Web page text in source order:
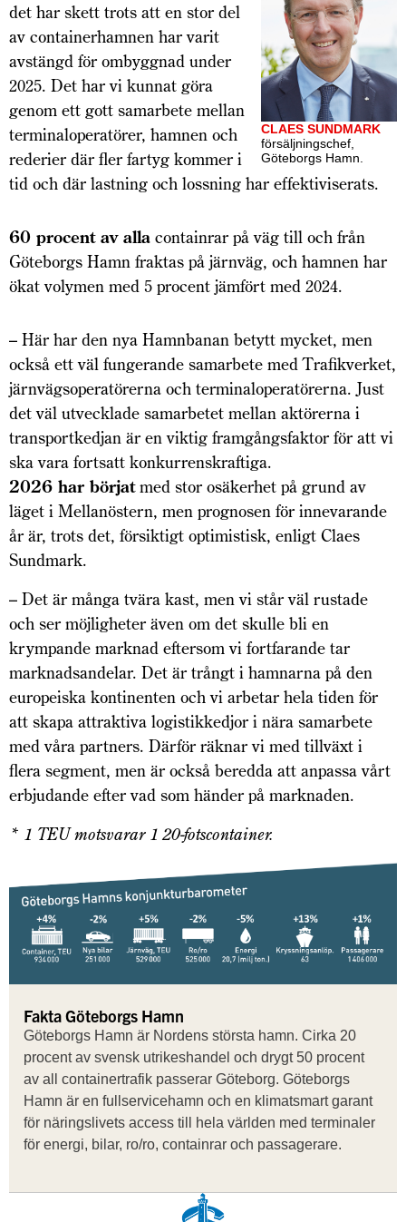
CLAES SUNDMARK
försäljningschef,
Göteborgs Hamn.
det har skett trots att en stor del
av containerhamnen har varit
avstängd för ombyggnad under
2025. Det har vi kunnat göra
genom ett gott samarbete mellan
terminaloperatörer, hamnen och
rederier där fler fartyg kommer i
tid och där lastning och lossning har effektiviserats.
60 procent av alla containrar på väg till och från
Göteborgs Hamn fraktas på järnväg, och hamnen har
ökat volymen med 5 procent jämfört med 2024.
– Här har den nya Hamnbanan betytt mycket, men
också ett väl fungerande samarbete med Trafikverket,
järnvägs­operatörerna och terminaloperatörerna. Just
det väl utvecklade samarbetet mellan aktörerna i
transportkedjan är en viktig framgångsfaktor för att vi
ska vara fortsatt konkurrenskraftiga.
2026 har börjatmed stor osäkerhet på grund av
läget i Mellanöstern, men prognosen för innevarande
år är, trots det, försiktigt optimistisk, enligt Claes
Sundmark.
– Det är många tvära kast, men vi står väl rustade
och ser möjligheter även om det skulle bli en
krympande marknad eftersom vi fortfarande tar
marknadsandelar. Det är trångt i hamnarna på den
europeiska kontinenten och vi arbetar hela tiden för
att skapa attraktiva logistikkedjor i nära samarbete
med våra partners. Därför räknar vi med tillväxt i
flera segment, men är också beredda att anpassa vårt
erbjudande efter vad som händer på marknaden.
* 1 TEU motsvarar 1 20-fotscontainer.
Fakta Göteborgs Hamn
Göteborgs Hamn är Nordens största hamn. Cirka 20
procent av svensk utrikeshandel och drygt 50 procent
av all containertrafik passerar Göteborg. Göteborgs
Hamn är en fullservicehamn och en klimatsmart garant
för näringslivets access till hela världen med terminaler
för energi, bilar, ro/ro, containrar och passagerare.